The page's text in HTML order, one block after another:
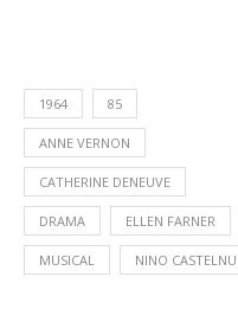
1964 85
ANNE VERNON
CATHERINE DENEUVE
DRAMA ELLEN FARNER
MUSICAL NINO